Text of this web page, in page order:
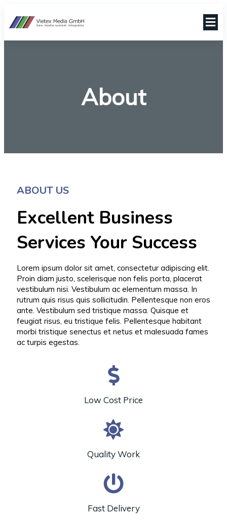
About
ABOUT US
Excellent Business
Services Your Success
Lorem ipsum dolor sit amet, consectetur adipiscing elit.
Proin diam justo, scelerisque non felis porta, placerat
vestibulum nisi. Vestibulum ac elementum massa. In
rutrum quis risus quis sollicitudin. Pellentesque non eros
ante. Vestibulum sed tristique massa. Quisque et
feugiat risus, eu tristique felis. Pellentesque habitant
morbi tristique senectus et netus et malesuada fames
ac turpis egestas.
Low Cost Price
Quality Work
Fast Delivery